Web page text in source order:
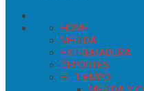
HOME
MÉRIDA
EXTREMADURA
DEPORTES
EL TIEMPO